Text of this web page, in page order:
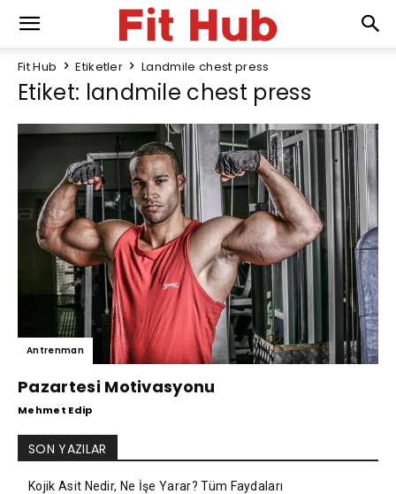
Fit Hub Etiketler Landmile chest press
Etiket: landmile chest press
Antrenman
Pazartesi Motivasyonu
Mehmet Edip
SON YAZILAR
Kojik Asit Nedir, Ne İşe Yarar? Tüm Faydaları